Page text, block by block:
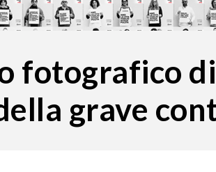
fotografico
grave